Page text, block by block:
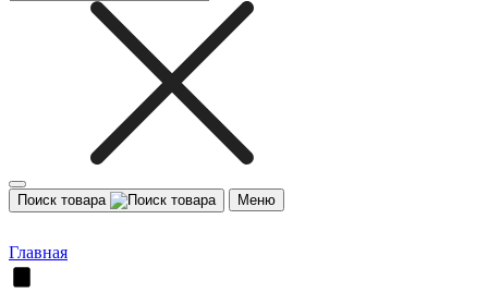
Поиск товара Меню
Главная